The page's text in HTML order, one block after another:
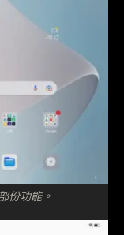
份功能。